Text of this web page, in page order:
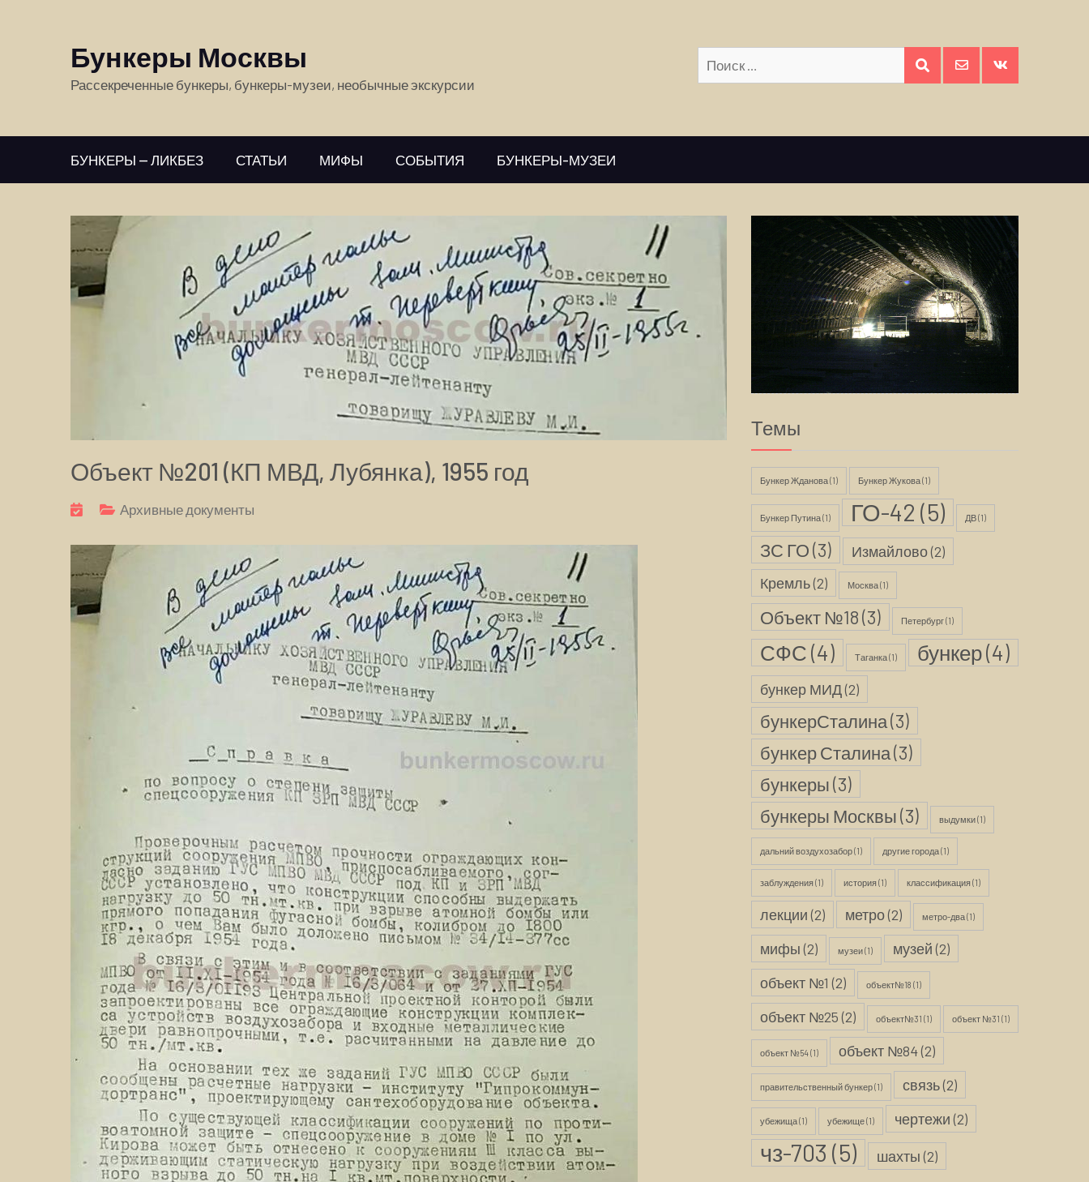
Бункеры Москвы
Рассекреченные бункеры, бункеры-музеи, необычные экскурсии
Искать:
ПОИСК
БУНКЕРЫ — ЛИКБЕЗ СТАТЬИ МИФЫ СОБЫТИЯ БУНКЕРЫ-МУЗЕИ
Объект №201 (КП МВД, Лубянка), 1955 год
Архивные документы
Темы
Бункер Жданова(1) Бункер Жукова(1)
Бункер Путина(1) ГО-42 (5) ДВ(1)
ЗС ГО(3) Измайлово(2)
Кремль(2) Москва(1)
Объект №18(3) Петербург(1)
СФС(4) Таганка(1) бункер(4)
бункер МИД(2)
бункерСталина(3)
бункер Сталина(3)
бункеры(3)
бункеры Москвы(3) выдумки(1)
дальний воздухозабор(1) другие города(1)
заблуждения(1) история(1) классификация(1)
лекции(2) метро(2) метро-два(1)
мифы(2) музеи(1) музей(2)
объект №1 (2) объект№18 (1)
объект №25(2) объект№31 (1) объект №31 (1)
объект №54(1) объект №84(2)
правительственный бункер(1) связь(2)
убежища(1) убежище(1) чертежи(2)
чз-703 (5) шахты(2)